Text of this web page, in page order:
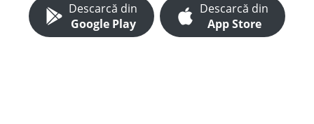
Descarcă din
Google Play
Descarcă din
App Store